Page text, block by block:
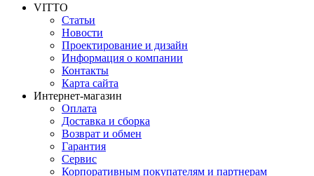
VITTO
Статьи
Новости
Проектирование и дизайн
Информация о компании
Контакты
Карта сайта
Интернет-магазин
Оплата
Доставка и сборка
Возврат и обмен
Гарантия
Сервис
Корпоративным покупателям и партнерам